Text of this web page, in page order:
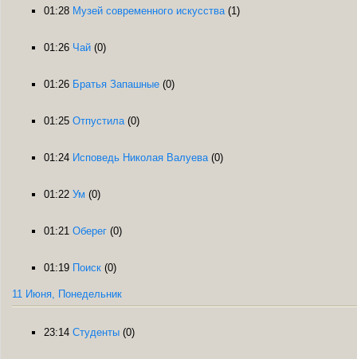
01:28 Музей современного искусства (1)
01:26 Чай (0)
01:26 Братья Запашные (0)
01:25 Отпустила (0)
01:24 Исповедь Николая Валуева (0)
01:22 Ум (0)
01:21 Оберег (0)
01:19 Поиск (0)
11 Июня, Понедельник
23:14 Студенты (0)